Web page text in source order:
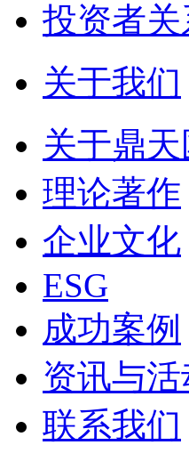
投资者关
关于我们
关于鼎
理论著作
企业文化
ESG
成功案例
资讯与活
联系我们